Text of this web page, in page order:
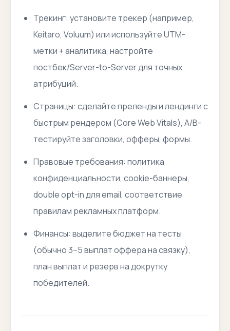
Трекинг: установите трекер (например,
Keitaro, Voluum) или используйте UTM-
метки + аналитика, настройте
постбек/Server-to-Server для точных
атрибуций.
Страницы: сделайте преленды и лендинги с
быстрым рендером (Core Web Vitals), A/B-
тестируйте заголовки, офферы, формы.
Правовые требования: политика
конфиденциальности, cookie-баннеры,
double opt-in для email, соответствие
правилам рекламных платформ.
Финансы: выделите бюджет на тесты
(обычно 3–5 выплат оффера на связку),
план выплат и резерв на докрутку
победителей.